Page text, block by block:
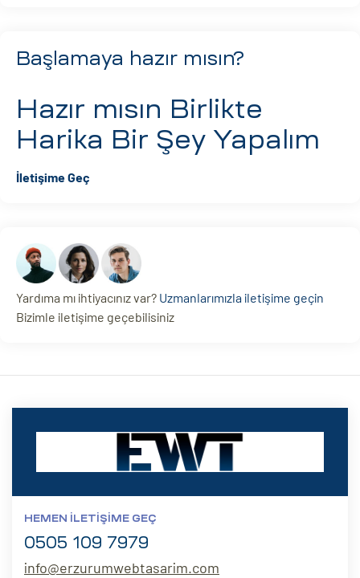
Başlamaya hazır mısın?
Hazır mısın Birlikte
Harika Bir Şey Yapalım
İletişime Geç
Yardıma mı ihtiyacınız var? Uzmanlarımızla iletişime geçin
Bizimle iletişime geçebilisiniz
HEMEN İLETIŞIME GEÇ
0505 109 7979
info@erzurumwebtasarim.com